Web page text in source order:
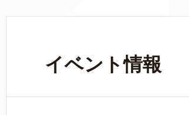
イベント情報